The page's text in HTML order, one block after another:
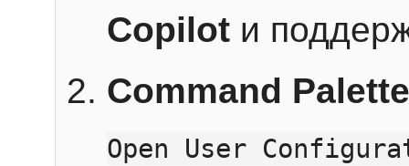
Copilot и
Command Palette
Open User